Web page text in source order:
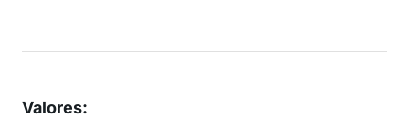
Valores: